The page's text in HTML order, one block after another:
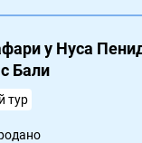
у Нуса
Бали
тур